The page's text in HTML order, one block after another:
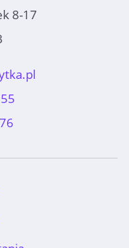
8-17